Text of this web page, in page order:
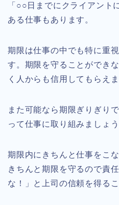
「○○日までにクライアント
ある仕事もあります。
期限は仕事の中でも特に重
す。期限を守ることができ
く人からも信用してもらえま
また可能なら期限ぎりぎり
って仕事に取り組みましょう
期限内にきちんと仕事をこ
きちんと期限を守るので責
な！」と上司の信頼を得る